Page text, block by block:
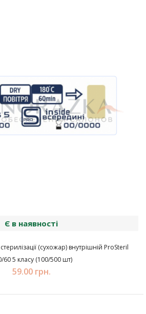
Є в наявності
(сухожар) внутрішній ProSteril
60 5 класу (100/500 шт)
59.00 грн.